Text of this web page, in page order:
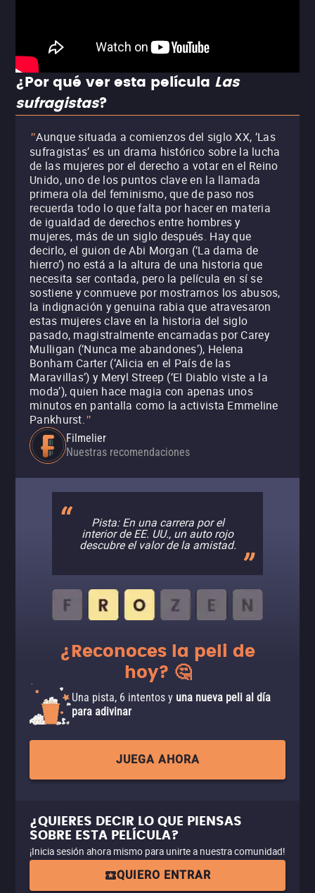
¿Por qué ver esta película Las
sufragistas?
"Aunque situada a comienzos del siglo XX, ‘Las
sufragistas’ es un drama histórico sobre la lucha
de las mujeres por el derecho a votar en el Reino
Unido, uno de los puntos clave en la llamada
primera ola del feminismo, que de paso nos
recuerda todo lo que falta por hacer en materia
de igualdad de derechos entre hombres y
mujeres, más de un siglo después. Hay que
decirlo, el guion de Abi Morgan (‘La dama de
hierro’) no está a la altura de una historia que
necesita ser contada, pero la película en sí se
sostiene y conmueve por mostrarnos los abusos,
la indignación y genuina rabia que atravesaron
estas mujeres clave en la historia del siglo
pasado, magistralmente encarnadas por Carey
Mulligan (‘Nunca me abandones’), Helena
Bonham Carter (‘Alicia en el País de las
Maravillas’) y Meryl Streep (‘El Diablo viste a la
moda’), quien hace magia con apenas unos
minutos en pantalla como la activista Emmeline
Pankhurst."
Filmelier
Nuestras recomendaciones
Pista: En una carrera por el
interior de EE. UU., un auto rojo
descubre el valor de la amistad.
¿Reconoces la peli de
hoy? 🤔
Una pista, 6 intentos y una nueva peli al día
para adivinar
JUEGA AHORA
¿QUIERES DECIR LO QUE PIENSAS
SOBRE ESTA PELÍCULA?
¡Inicia sesión ahora mismo para unirte a nuestra comunidad!
QUIERO ENTRAR